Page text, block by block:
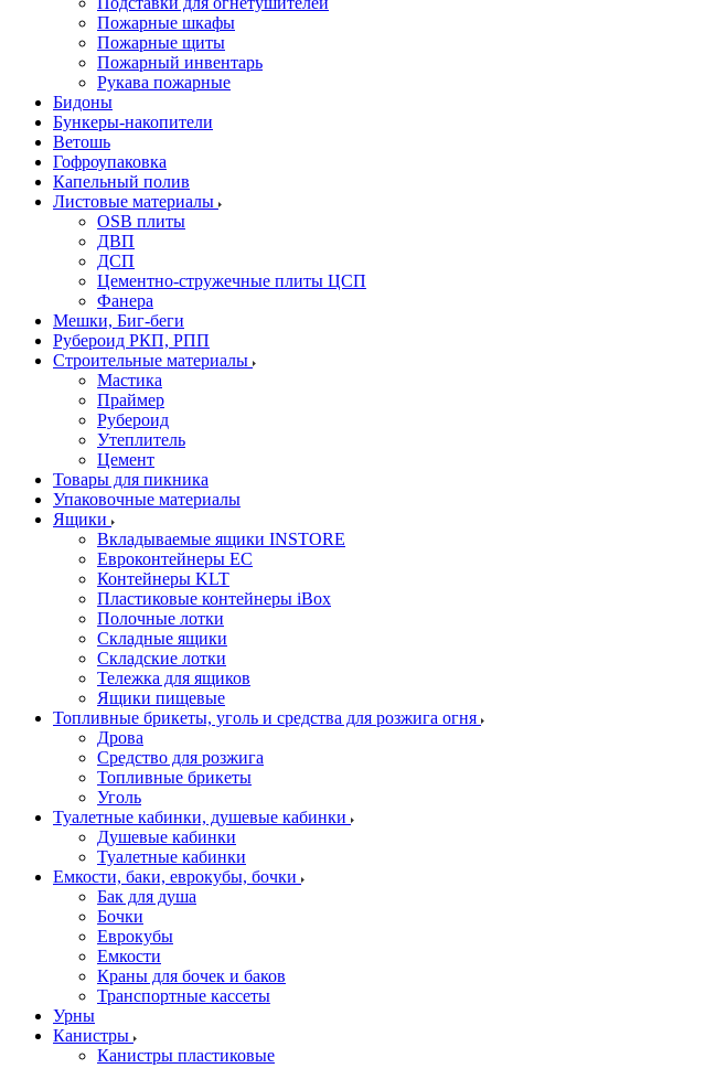
Пожарные шкафы
Пожарные щиты
Пожарный инвентарь
Рукава пожарные
Бидоны
Бункеры-накопители
Ветошь
Гофроупаковка
Капельный полив
Листовые материалы
OSB плиты
ДВП
ДСП
Цементно-стружечные плиты ЦСП
Фанера
Мешки, Биг-беги
Рубероид РКП, РПП
Строительные материалы
Мастика
Праймер
Рубероид
Утеплитель
Цемент
Товары для пикника
Упаковочные материалы
Ящики
Вкладываемые ящики INSTORE
Евроконтейнеры ЕС
Контейнеры KLT
Пластиковые контейнеры iBox
Полочные лотки
Складные ящики
Складские лотки
Тележка для ящиков
Ящики пищевые
Топливные брикеты, уголь и средства для розжига огня
Дрова
Средство для розжига
Топливные брикеты
Уголь
Туалетные кабинки, душевые кабинки
Душевые кабинки
Туалетные кабинки
Емкости, баки, еврокубы, бочки
Бак для душа
Бочки
Еврокубы
Емкости
Краны для бочек и баков
Транспортные кассеты
Урны
Канистры
Канистры пластиковые